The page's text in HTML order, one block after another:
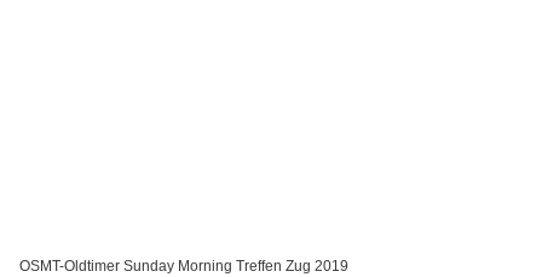
OSMT-Oldtimer Sunday Morning Treffen Zug 2019